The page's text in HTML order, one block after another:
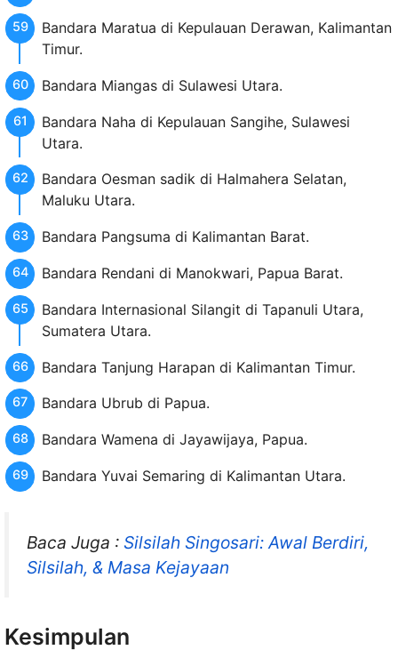
Bandara Maratua di Kepulauan Derawan, Kalimantan
Timur.
Bandara Miangas di Sulawesi Utara.
Bandara Naha di Kepulauan Sangihe, Sulawesi
Utara.
Bandara Oesman sadik di Halmahera Selatan,
Maluku Utara.
Bandara Pangsuma di Kalimantan Barat.
Bandara Rendani di Manokwari, Papua Barat.
Bandara Internasional Silangit di Tapanuli Utara,
Sumatera Utara.
Bandara Tanjung Harapan di Kalimantan Timur.
Bandara Ubrub di Papua.
Bandara Wamena di Jayawijaya, Papua.
Bandara Yuvai Semaring di Kalimantan Utara.
Baca Juga : Silsilah Singosari: Awal Berdiri,
Silsilah, & Masa Kejayaan
Kesimpulan